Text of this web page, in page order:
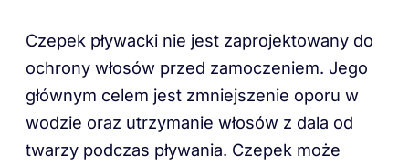
Czepek pływacki nie jest zaprojektowany do
ochrony włosów przed zamoczeniem. Jego
głównym celem jest zmniejszenie oporu w
wodzie oraz utrzymanie włosów z dala od
twarzy podczas pływania. Czepek może